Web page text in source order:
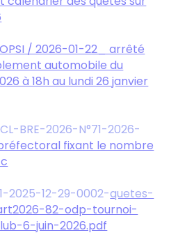
/ 2026-01-22_ arrêté
automobile du
à 18h au lundi 26 janvier
BRE-2026-N°71-2026-
fixant le nombre
2025-12-29-0002-quetes-
82-odp-tournoi-
6-juin-2026.pdf